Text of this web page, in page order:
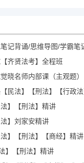
齐贤法考】全程班
晓名师内部课（主观题）
】【刑法】精讲
】刘家安精讲
】【刑法】【商经】精讲
】【刑法】精讲